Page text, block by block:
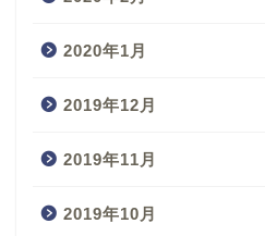
2020年1月
2019年12月
2019年11月
2019年10月